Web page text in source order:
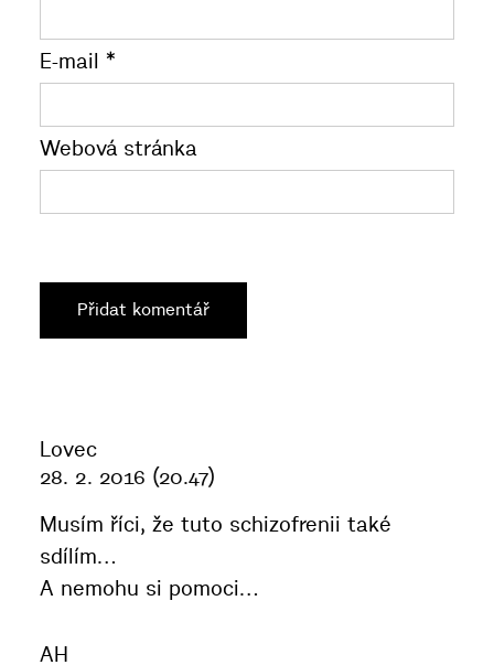
E-mail *
Webová stránka
Lovec
28. 2. 2016 (20.47)
Musím říci, že tuto schizofrenii také
sdílím…
A nemohu si pomoci…
AH